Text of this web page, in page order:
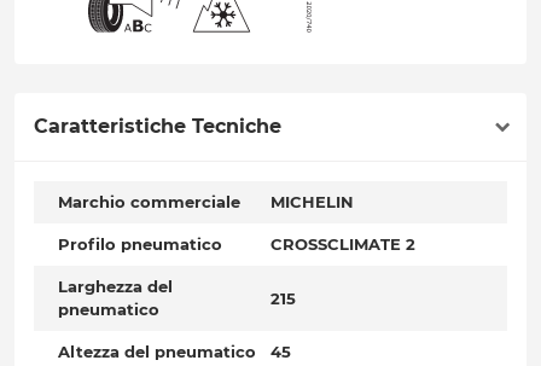
Caratteristiche Tecniche
Marchio commerciale MICHELIN
Profilo pneumatico CROSSCLIMATE 2
Larghezza del
pneumatico
215
Altezza del pneumatico 45